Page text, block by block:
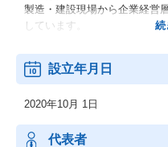
製造・建設現場から企業経営
しています。
■石油・化学向け事業
：需給/生産計画/製造監視等
■製薬向け事業
：GMPの知見による医薬品工
設立年月日
2020年10月 1日
代表者